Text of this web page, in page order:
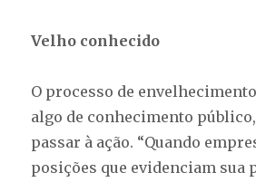
Velho conhecido
O processo de
algo de conhecimento
passar à ação. “Quando
posições que evidenciam sua